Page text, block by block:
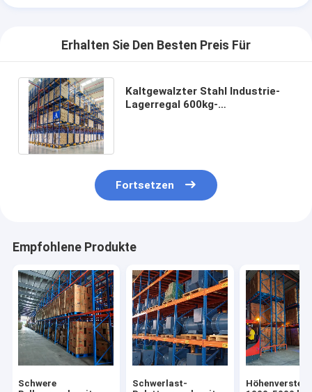
Stahlpaletten
Aluminiumpaletten
Metallboxpalette
Drahtnetzkäfige
Erhalten Sie Den Besten Preis Für
Kaltgewalzter Stahl Industrie-
Lagerregal 600kg-
Fortsetzen
Empfohlene Produkte
Schwere
Schwerlast-